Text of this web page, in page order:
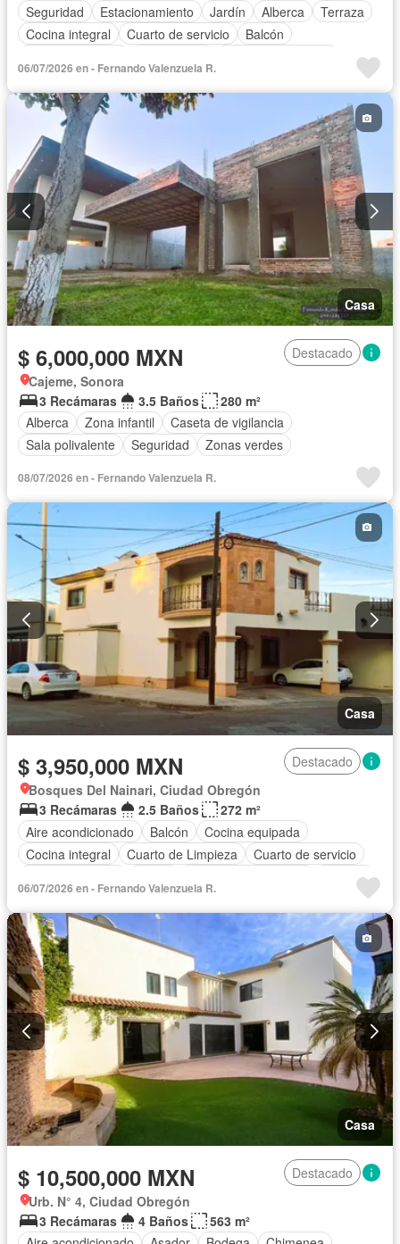
Seguridad
Estacionamiento Jardín Alberca
Terraza
Cocina integral
Cuarto de servicio
Balcón
Cuarto de Limpieza
Asador Caseta de vigilancia
06/07/2026 en - Fernando Valenzuela R.
Casa
$ 6,000,000 MXN
Destacado
Cajeme, Sonora
3 Recámaras
3.5 Baños
280 m²
Alberca
Zona infantil
Caseta de vigilancia
Sala polivalente
Seguridad Zonas verdes
08/07/2026 en - Fernando Valenzuela R.
Casa
$ 3,950,000 MXN
Destacado
Bosques Del Nainari, Ciudad Obregón
3 Recámaras
2.5 Baños
272 m²
Aire acondicionado
Balcón
Cocina equipada
Cocina integral
Cuarto de Limpieza
Cuarto de servicio
Terraza
Vista panorámica
Zonas verdes
06/07/2026 en - Fernando Valenzuela R.
Casa
$ 10,500,000 MXN
Destacado
Urb. N° 4, Ciudad Obregón
3 Recámaras
4 Baños
563 m²